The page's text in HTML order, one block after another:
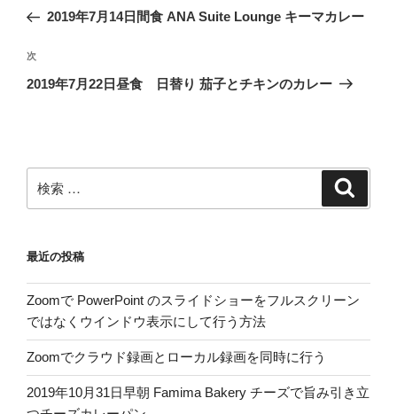
ナ
ビ
ゲ
ン
去
投
2019年7月14日間食 ANA Suite Lounge キーマカレー
次
の
次
2019年7月22日昼食 日替り 茄子とチキンのカレー
索:
最近の投稿
Zoomで PowerPoint のスライドショーをフルスクリーン
ではなくウインドウ表示にして行う方法
Zoomでクラウド録画とローカル録画を同時に行う
2019年10月31日早朝 Famima Bakery チーズで旨み引き立